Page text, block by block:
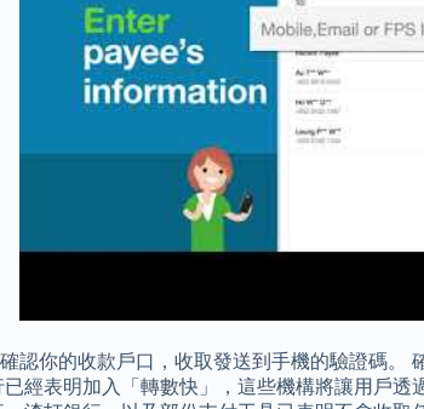
認你的收款戶口，收取發送到手機的驗證碼
經表明加入「轉數快」，這些機構將讓用戶